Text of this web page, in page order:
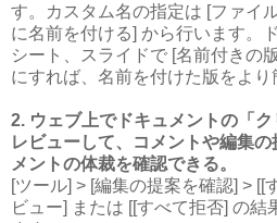
す。カスタム名の指定は [ファイ
に名前を付ける] から行います。
シート、スライドで [名前付きの
にすれば、名前を付けた版をより
2. ウェブ上でドキュメントの「
レビューして、コメントや編集
メントの体裁を確認できる。
[ツール] > [編集の提案を確認] > [[
ビュー] または [[すべて拒否] の結